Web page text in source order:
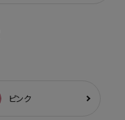
ピンク